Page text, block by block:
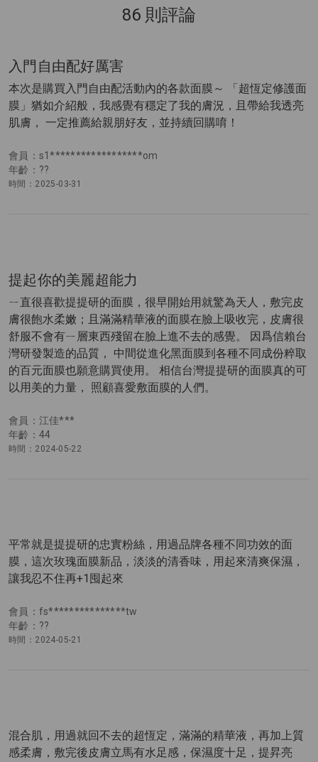
86 則評論
會員：s1******************om
年齡：??
時間：2025-03-31
入門自由配好厲害
本次是購買入門自由配活動內的各款面膜～ 「超恆定修護面
膜」猶如介紹般，我感覺有穩定了我的膚況，且帶給我透亮
肌膚， 一定推薦給親朋好友，並持續回購唷！
會員：江佳***
年齡：44
時間：2024-05-22
提起你的美麗超能力
ㄧ直很喜歡提提研的面膜，很早開始用就驚為天人，敷完皮
膚很飽水柔嫩；且滿滿精華液的面膜在臉上吸收完，皮膚很
舒服不會有ㄧ層東西殘留在臉上進不去的感覺。 因爲信賴台
灣研發製造的品質， 中間從進化黑面膜到各種不同成份粹取
的百元面膜也願意購買使用。 相信台灣提提研的面膜真的可
以用美的力量， 照顧喜愛敷面膜的人們。
會員：fs***************tw
年齡：??
時間：2024-05-21
平常就是提提研的忠實粉絲，用過品牌各種不同功效的面
膜，這次玫瑰面膜新品，淡淡的清香味，用起來清爽保濕，
讓我忍不住再+1囤起來
混合肌，用過就回不去的超恆定，滿滿的精華液，再加上質
感柔膚，敷完後皮膚立馬有水足感，保濕度十足，提昇亮